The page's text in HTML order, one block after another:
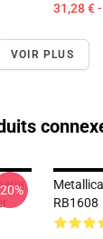
31,28 €
VOIR PLUS
RB1608